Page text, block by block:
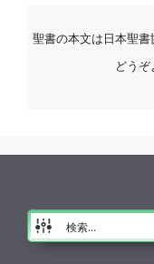
聖書の本文は日本聖
どうぞ